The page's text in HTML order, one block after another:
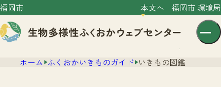
福岡市 本文へ 福岡市 環境局
ホーム ふくおかいきものガイド いきもの図鑑